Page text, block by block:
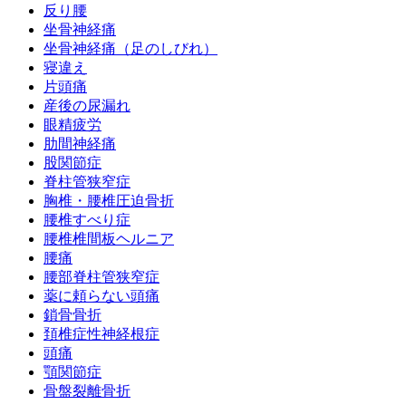
反り腰
坐骨神経痛
坐骨神経痛（足のしびれ）
寝違え
片頭痛
産後の尿漏れ
眼精疲労
肋間神経痛
股関節症
脊柱管狭窄症
胸椎・腰椎圧迫骨折
腰椎すべり症
腰椎椎間板ヘルニア
腰痛
腰部脊柱管狭窄症
薬に頼らない頭痛
鎖骨骨折
頚椎症性神経根症
頭痛
顎関節症
骨盤裂離骨折